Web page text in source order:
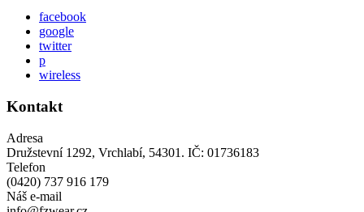
facebook
google
twitter
p
wireless
Kontakt
Adresa
Družstevní 1292, Vrchlabí, 54301. IČ: 01736183
Telefon
(0420) 737 916 179
Náš e-mail